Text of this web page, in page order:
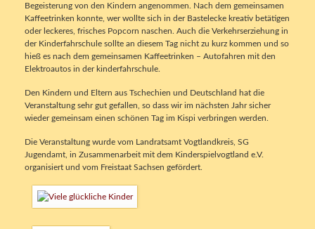
Begeisterung von den Kindern angenommen. Nach dem gemeinsamen
Kaffeetrinken konnte, wer wollte sich in der Bastelecke kreativ betätigen
oder leckeres, frisches Popcorn naschen. Auch die Verkehrserziehung in
der Kinderfahrschule sollte an diesem Tag nicht zu kurz kommen und so
hieß es nach dem gemeinsamen Kaffeetrinken – Autofahren mit den
Elektroautos in der kinderfahrschule.
Den Kindern und Eltern aus Tschechien und Deutschland hat die
Veranstaltung sehr gut gefallen, so dass wir im nächsten Jahr sicher
wieder gemeinsam einen schönen Tag im Kispi verbringen werden.
Die Veranstaltung wurde vom Landratsamt Vogtlandkreis, SG
Jugendamt, in Zusammenarbeit mit dem Kinderspielvogtland e.V.
organisiert und vom Freistaat Sachsen gefördert.